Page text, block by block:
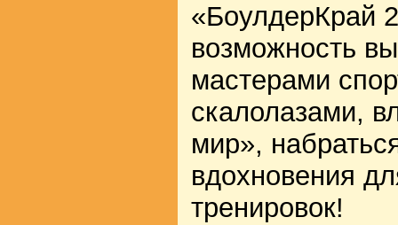
«БоулдерКрай
возможность
мастерами
скалолазами,
мир»,
вдохновения
тренировок!